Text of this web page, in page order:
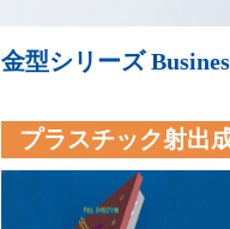
金型シリーズ
プラスチック射出